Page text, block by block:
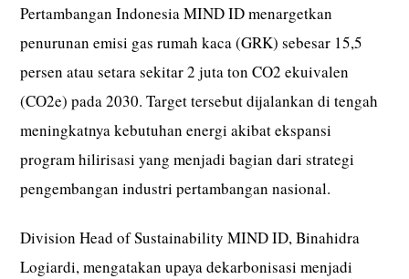
Pertambangan Indonesia MIND ID menargetkan
penurunan emisi gas rumah kaca (GRK) sebesar 15,5
persen atau setara sekitar 2 juta ton CO2 ekuivalen
(CO2e) pada 2030. Target tersebut dijalankan di tengah
meningkatnya kebutuhan energi akibat ekspansi
program hilirisasi yang menjadi bagian dari strategi
pengembangan industri pertambangan nasional.
Division Head of Sustainability MIND ID, Binahidra
Logiardi, mengatakan upaya dekarbonisasi menjadi